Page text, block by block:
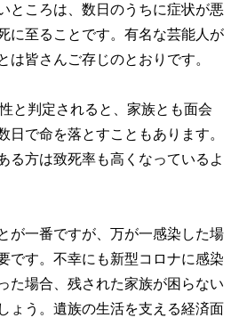
ところは、数日のうちに症状が悪
に至ることです。有名な芸能人が
は皆さんご存じのとおりです。
と判定されると、家族とも面会
日で命を落とすこともあります。
る方は致死率も高くなっているよ
が一番ですが、万が一感染した場
です。不幸にも新型コロナに感染
た場合、残された家族が困らない
ょう。遺族の生活を支える経済面